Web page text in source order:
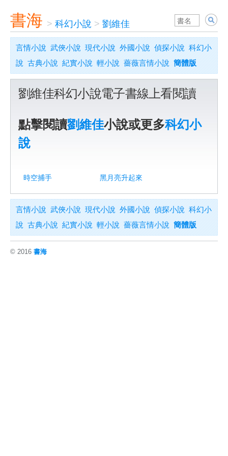
書海 > 科幻小說 > 劉維佳
言情小說 武俠小說 現代小說 外國小說 偵探小說 科幻小
說 古典小說 紀實小說 輕小說 薔薇言情小說 簡體版
劉維佳科幻小說電子書線上看閱讀
點擊閱讀劉維佳小說或更多科幻小
說
時空捕手 黑月亮升起來
言情小說 武俠小說 現代小說 外國小說 偵探小說 科幻小
說 古典小說 紀實小說 輕小說 薔薇言情小說 簡體版
© 2016 書海